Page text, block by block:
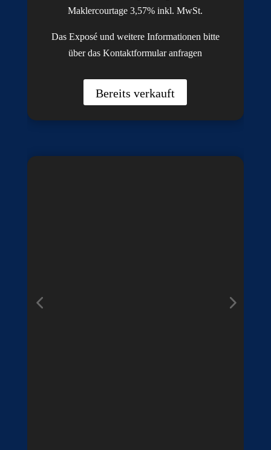
Maklercourtage 3,57% inkl. MwSt.
Das Exposé und weitere Informationen bitte
über das Kontaktformular anfragen
Bereits verkauft